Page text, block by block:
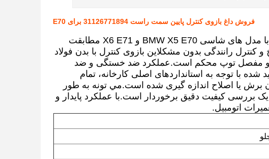
فروش داغ بازوی کنترل پایین سمت راست 31126771894 برای E70
بازو کنترل پایین سمت راست جلو با شماره OE 31126771894 با مدل های شاسی BMW X5 E70 و X6 E71 مطابقت
رانندگی بدون مشکلاین بازوی کنترل با بدن فولاد
و مفصل توپ محکم است.عملکرد ضد خستگی و ضد
شده با توجه به استانداردهای اصلی کارخانه، تمام
یا اصلاح اندازه گیری شده است.مي تونه به طور
بررسی کیفیت دقیق برخوردار است.با عملکرد پایدار و
اتومبیل.